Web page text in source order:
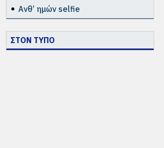
Ανθ’ ημών selfie
ΣΤΟΝ ΤΥΠΟ